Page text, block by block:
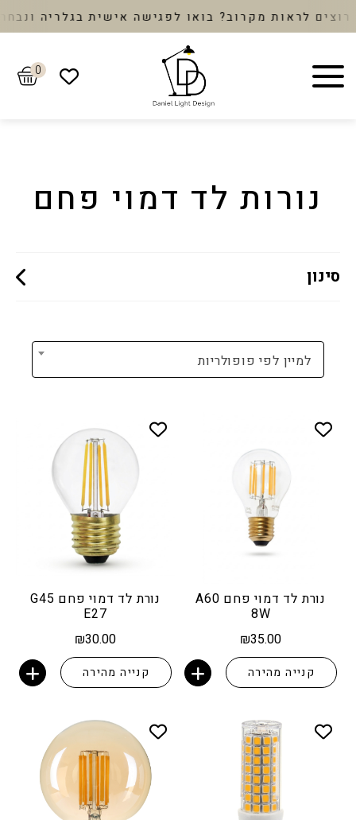
לראות מקרוב? בואו לפגישה אישית בגלריה ונבחר
0
נורות לד דמוי פחם
סינון
למיין לפי פופולריות
נורת לד דמוי פחם A60
8W
₪35.00
קנייה מהירה
נורת לד דמוי פחם G45
E27
₪30.00
קנייה מהירה